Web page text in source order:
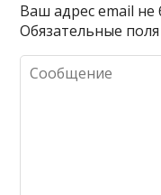
Ваш адрес email не
Обязательные